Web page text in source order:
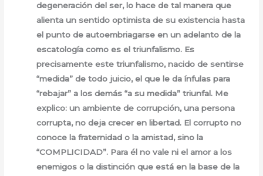
degeneración del ser, lo hace de tal manera que
alienta un sentido optimista de su existencia hasta
el punto de autoembriagarse en un adelanto de la
escatología como es el triunfalismo. Es
precisamente este triunfalismo, nacido de sentirse
“medida” de todo juicio, el que le da ínfulas para
“rebajar” a los demás “a su medida” triunfal. Me
explico: un ambiente de corrupción, una persona
corrupta, no deja crecer en libertad. El corrupto no
conoce la fraternidad o la amistad, sino la
“COMPLICIDAD”. Para él no vale ni el amor a los
enemigos o la distinción que está en la base de la